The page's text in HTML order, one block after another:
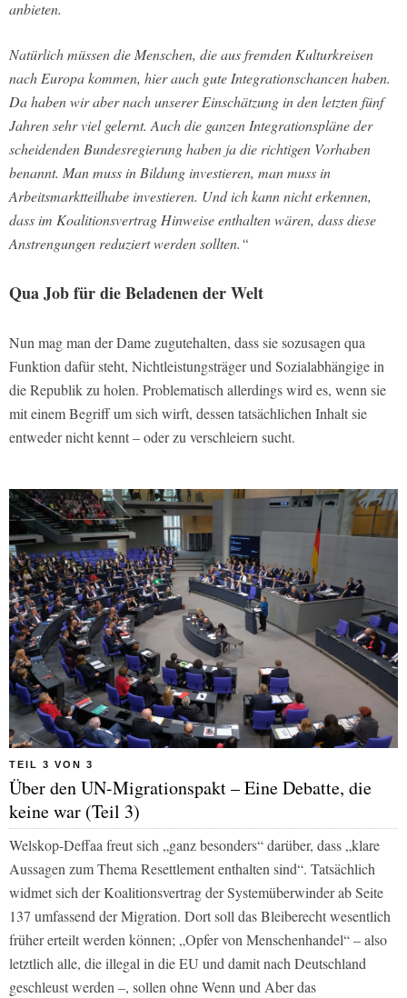
anbieten.
Natürlich müssen die Menschen, die aus fremden Kulturkreisen
nach Europa kommen, hier auch gute Integrationschancen haben.
Da haben wir aber nach unserer Einschätzung in den letzten fünf
Jahren sehr viel gelernt. Auch die ganzen Integrationspläne der
scheidenden Bundesregierung haben ja die richtigen Vorhaben
benannt. Man muss in Bildung investieren, man muss in
Arbeitsmarktteilhabe investieren. Und ich kann nicht erkennen,
dass im Koalitionsvertrag Hinweise enthalten wären, dass diese
Anstrengungen reduziert werden sollten.“
Qua Job für die Beladenen der Welt
Nun mag man der Dame zugutehalten, dass sie sozusagen qua
Funktion dafür steht, Nichtleistungsträger und Sozialabhängige in
die Republik zu holen. Problematisch allerdings wird es, wenn sie
mit einem Begriff um sich wirft, dessen tatsächlichen Inhalt sie
entweder nicht kennt – oder zu verschleiern sucht.
TEIL 3 VON 3
Über den UN-Migrationspakt – Eine Debatte, die
keine war (Teil 3)
Welskop-Deffaa freut sich „ganz besonders“ darüber, dass „klare
Aussagen zum Thema Resettlement enthalten sind“. Tatsächlich
widmet sich der Koalitionsvertrag der Systemüberwinder ab Seite
137 umfassend der Migration. Dort soll das Bleiberecht wesentlich
früher erteilt werden können; „Opfer von Menschenhandel“ – also
letztlich alle, die illegal in die EU und damit nach Deutschland
geschleust werden –, sollen ohne Wenn und Aber das